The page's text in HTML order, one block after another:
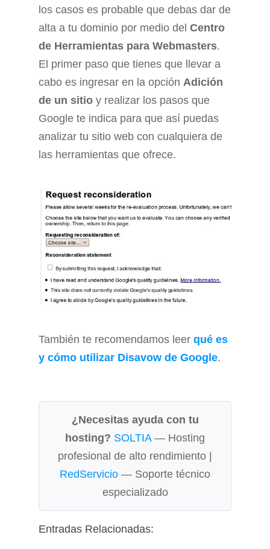
los casos es probable que debas dar de
alta a tu dominio por medio del Centro
de Herramientas para Webmasters.
El primer paso que tienes que llevar a
cabo es ingresar en la opción Adición
de un sitio y realizar los pasos que
Google te indica para que así puedas
analizar tu sitio web con cualquiera de
las herramientas que ofrece.
También te recomendamos leer qué es
y cómo utilizar Disavow de Google.
¿Necesitas ayuda con tu
hosting? SOLTIA— Hosting
profesional de alto rendimiento |
RedServicio — Soporte técnico
especializado
Entradas Relacionadas: